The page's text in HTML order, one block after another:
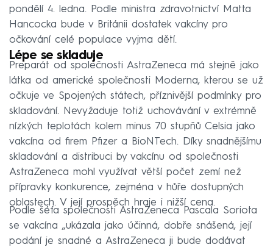
pondělí 4. ledna. Podle ministra zdravotnictví Matta
Hancocka bude v Británii dostatek vakcíny pro
očkování celé populace vyjma dětí.
Lépe se skladuje
Preparát od společnosti AstraZeneca má stejně jako
látka od americké společnosti Moderna, kterou se už
očkuje ve Spojených státech, příznivější podmínky pro
skladování. Nevyžaduje totiž uchovávání v extrémně
nízkých teplotách kolem minus 70 stupňů Celsia jako
vakcína od firem Pfizer a BioNTech. Díky snadnějšímu
skladování a distribuci by vakcínu od společnosti
AstraZeneca mohl využívat větší počet zemí než
přípravky konkurence, zejména v hůře dostupných
oblastech. V její prospěch hraje i nižší cena.
Podle šéfa společnosti AstraZeneca Pascala Soriota
se vakcína „ukázala jako účinná, dobře snášená, její
podání je snadné a AstraZeneca ji bude dodávat